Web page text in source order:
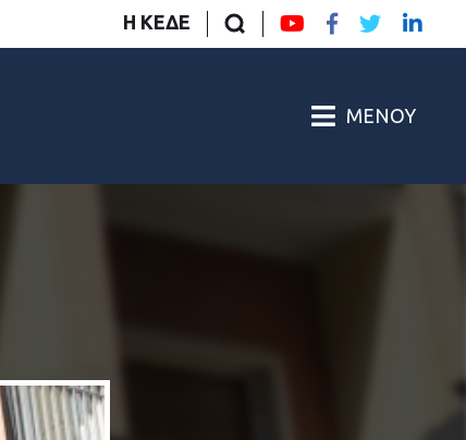
Η ΚΕΔΕ
ΜΕΝΟΎ